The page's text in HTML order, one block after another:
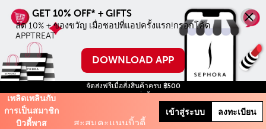
ลด 10% + ของขวัญ เมื่อชอปที่แอปครั้งแรก!กรอกโค้ด
APPTREAT
DOWNLOAD APP
จัดส่งฟรีเมื่อสั่งสินค้าครบ ฿500
ฟรี สินค้าขนาดทดลอง ทุกการสั่งซื้อ จนกว่าสินค้าจะหมด!
เพลิดเพลินกับ
การเป็นสมาชิก
บิวตี้พาส
ขั้นตำ่ เมื่อชอปบน
ออนไลน์ครั้งแรก
ใช้โค้ด WELCOME
สะสมคะแนนบิ้วตี้
เข้าสู่ระบบ ลงทะเบียน